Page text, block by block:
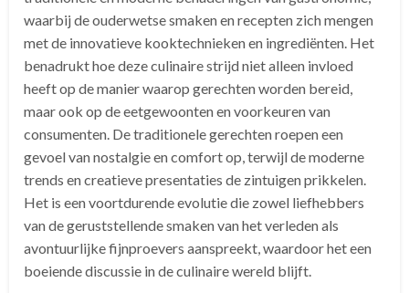
waarbij de ouderwetse smaken en recepten zich mengen
met de innovatieve kooktechnieken en ingrediënten. Het
benadrukt hoe deze culinaire strijd niet alleen invloed
heeft op de manier waarop gerechten worden bereid,
maar ook op de eetgewoonten en voorkeuren van
consumenten. De traditionele gerechten roepen een
gevoel van nostalgie en comfort op, terwijl de moderne
trends en creatieve presentaties de zintuigen prikkelen.
Het is een voortdurende evolutie die zowel liefhebbers
van de geruststellende smaken van het verleden als
avontuurlijke fijnproevers aanspreekt, waardoor het een
boeiende discussie in de culinaire wereld blijft.